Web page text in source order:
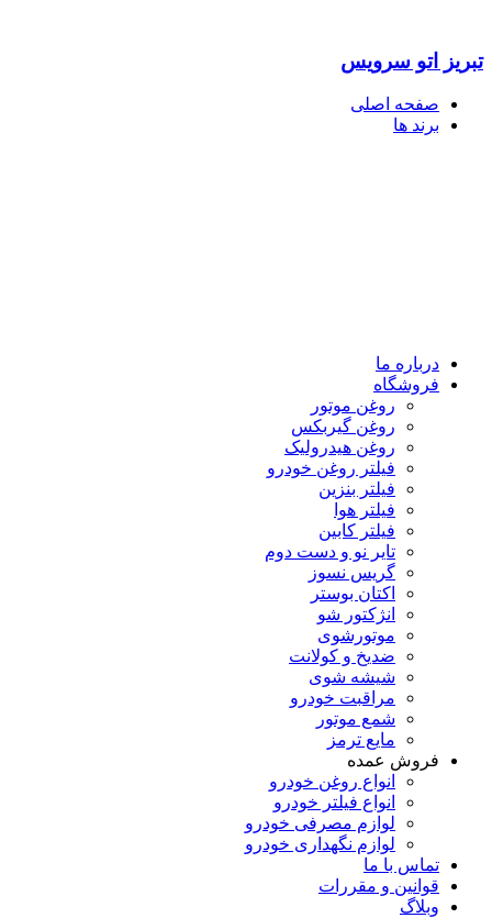
تبریز اتو سرویس
صفحه اصلی
برند ها
درباره ما
فروشگاه
روغن موتور
روغن گیربکس
روغن هیدرولیک
فیلتر روغن خودرو
فیلتر بنزین
فیلتر هوا
فیلتر کابین
تایر نو و دست دوم
گریس نسوز
اکتان بوستر
انژکتور شو
موتورشوی
ضدیخ و کولانت
شیشه شوی
مراقبت خودرو
شمع موتور
مایع ترمز
فروش عمده
انواع روغن خودرو
انواع فیلتر خودرو
لوازم مصرفی خودرو
لوازم نگهداری خودرو
تماس با ما
قوانین و مقررات
وبلاگ